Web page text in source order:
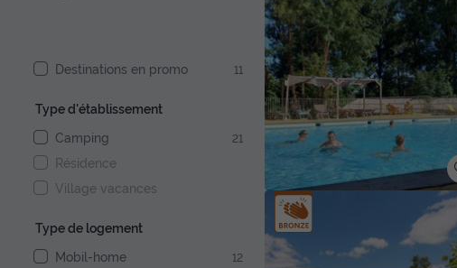
Destinations en promo 11
Type d'établissement
Camping
21
Résidence
Village vacances
Type de logement
Mobil-home
12